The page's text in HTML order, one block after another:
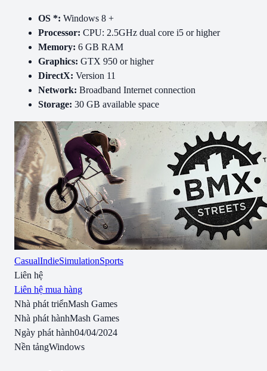
OS *: Windows 8 +
Processor: CPU: 2.5GHz dual core i5 or higher
Memory: 6 GB RAM
Graphics: GTX 950 or higher
DirectX: Version 11
Network: Broadband Internet connection
Storage: 30 GB available space
CasualIndieSimulationSports
Liên hệ
Liên hệ mua hàng
Nhà phát triểnMash Games
Nhà phát hànhMash Games
Ngày phát hành04/04/2024
Nền tảngWindows